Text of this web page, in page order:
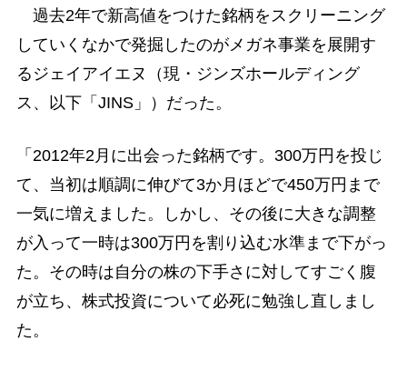
過去2年で新高値をつけた銘柄をスクリーニング
していくなかで発掘したのがメガネ事業を展開す
るジェイアイエヌ（現・ジンズホールディング
ス、以下「JINS」）だった。
「2012年2月に出会った銘柄です。300万円を投じ
て、当初は順調に伸びて3か月ほどで450万円まで
一気に増えました。しかし、その後に大きな調整
が入って一時は300万円を割り込む水準まで下がっ
た。その時は自分の株の下手さに対してすごく腹
が立ち、株式投資について必死に勉強し直しまし
た。